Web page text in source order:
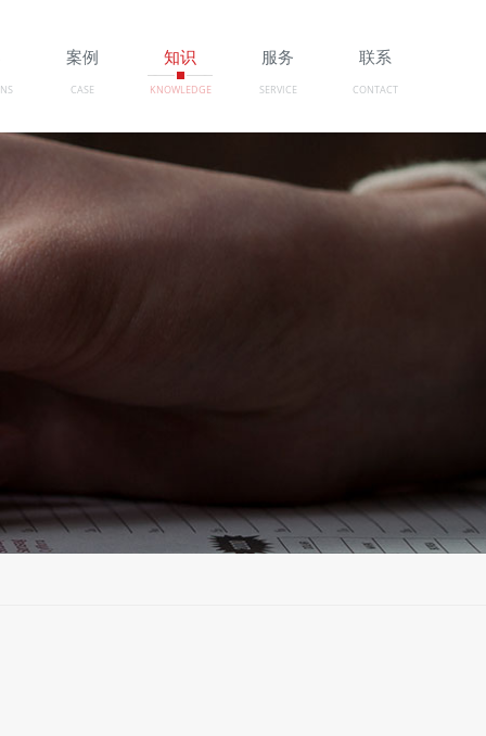
案例
CASE
知识
KNOWLEDGE
服务
SERVICE
联系
CONTACT